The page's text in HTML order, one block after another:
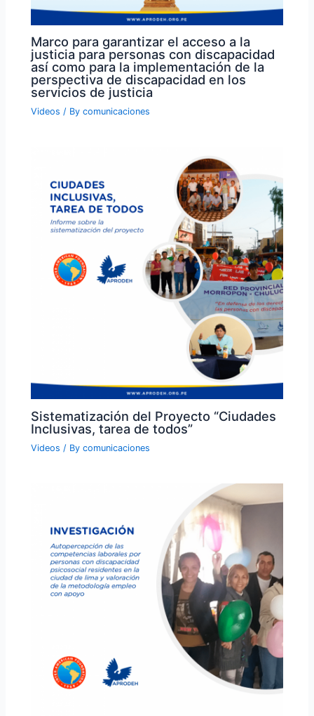
Marco para garantizar el acceso a la
justicia para personas con discapacidad
así como para la implementación de la
perspectiva de discapacidad en los
servicios de justicia
Videos / Bycomunicaciones
Sistematización del Proyecto “Ciudades
Inclusivas, tarea de todos”
Videos / Bycomunicaciones